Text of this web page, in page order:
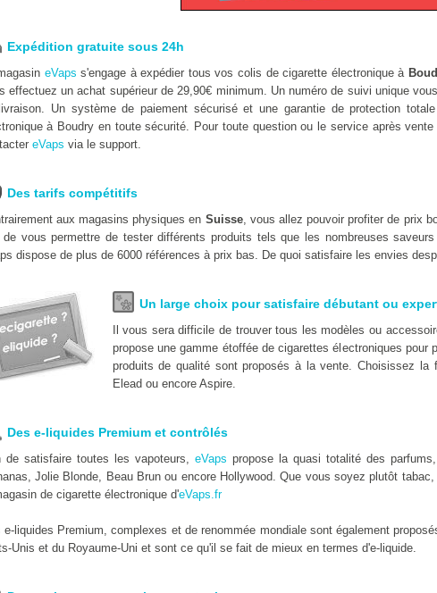
Expédition gratuite sous 24h
eVaps s'engage à expédier tous vos colis de cigarette électronique à
effectuez un achat supérieur de 29,90€ minimum. Un numéro de suivi unique
Un système de paiement sécurisé et une garantie de protection
à Boudry en toute sécurité. Pour toute question ou le service après
eVaps via le support.
Des tarifs compétitifs
aux magasins physiques en Suisse, vous allez pouvoir profiter de prix
de vous permettre de tester différents produits tels que les nombreuses
dispose de plus de 6000 références à prix bas. De quoi satisfaire les envies
Un large choix pour satisfaire débutant ou
Il vous sera difficile de trouver tous les modèles ou
propose une gamme étoffée de cigarettes électroniques
produits de qualité sont proposés à la vente. Choisissez
Elead ou encore Aspire.
Des e-liquides Premium et contrôlés
de satisfaire toutes les vapoteurs, eVaps propose la quasi totalité des
Jolie Blonde, Beau Brun ou encore Hollywood. Que vous soyez plutôt
de cigarette électronique d'eVaps.fr
e-liquides Premium, complexes et de renommée mondiale sont également
Unis et du Royaume-Uni et sont ce qu'il se fait de mieux en termes d'e-liquide.